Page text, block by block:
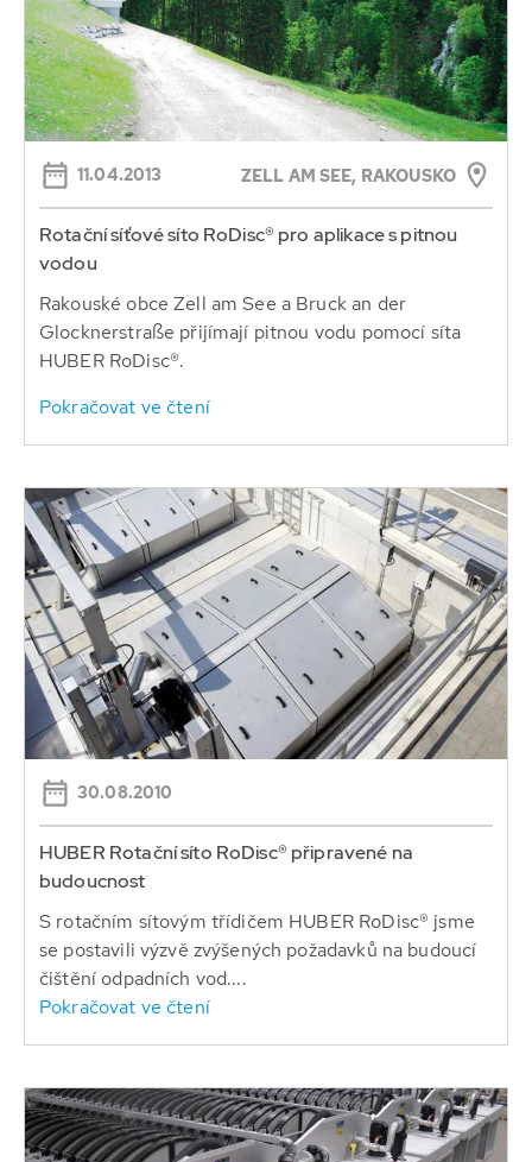
11.04.2013 ZELL AM SEE, RAKOUSKO
Rotační síťové síto RoDisc® pro aplikace s pitnou
vodou
Rakouské obce Zell am See a Bruck an der
Glocknerstraße přijímají pitnou vodu pomocí síta
HUBER RoDisc®.
Pokračovat ve čtení
30.08.2010
HUBER Rotační síto RoDisc® připravené na
budoucnost
S rotačním sítovým třídičem HUBER RoDisc® jsme
se postavili výzvě zvýšených požadavků na budoucí
čištění odpadních vod....
Pokračovat ve čtení